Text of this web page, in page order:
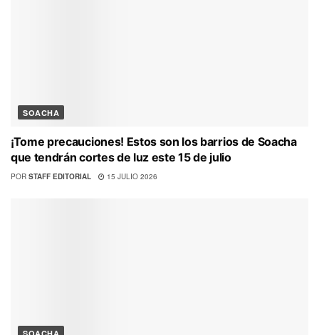
SOACHA
¡Tome precauciones! Estos son los barrios de Soacha
que tendrán cortes de luz este 15 de julio
POR STAFF EDITORIAL 15 JULIO 2026